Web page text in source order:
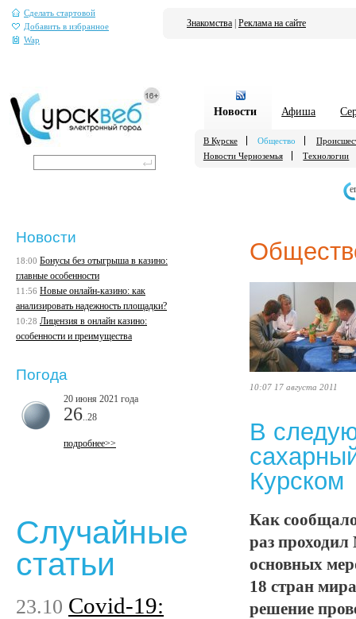
Сделать стартовой
Добавить в избранное
Wap
Знакомства Реклама на сайте
Новости Афиша
В Курске Общество
Новости Черноземья
Технологии
10:07 17 августа 2011
В
Курском
Как
раз
основных
18 стран
решение
Новости
18:00 Бонусы без отыгрыша в казино:
главные особенности
11:56 Новые онлайн-казино: как
анализировать надежность площадки?
10:28 Лицензия в онлайн казино:
особенности и преимущества
Погода
20 июня 2021 года
26 ..28
подробнее>>
Случайные
статьи
23.10 Covid-19: